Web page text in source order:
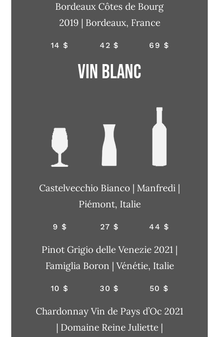
Bordeaux Côtes de Bourg
2019 | Bordeaux, France
14 $ 42 $ 69 $
Vin blanc
Castelvecchio Bianco | Manfredi |
Piémont, Italie
9 $ 27 $ 44 $
Pinot Grigio delle Venezie 2021 |
Famiglia Boron | Vénétie, Italie
10 $ 30 $ 50 $
Chardonnay Vin de Pays d’Oc 2021
| Domaine Reine Juliette |